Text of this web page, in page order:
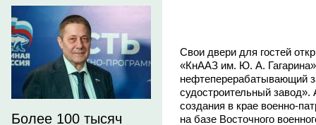
Более 100 тысяч
Свои двери для гостей
«КнААЗ им. Ю. А.
нефтеперерабатывающий
судостроительный завод».
создания в крае военно-
на базе Восточного